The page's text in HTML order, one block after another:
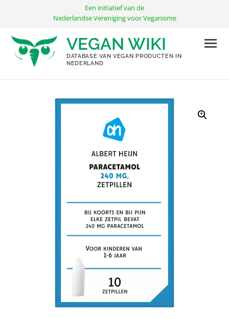
inhoud
Een initiatief van de
Nederlandse Vereniging voor Veganisme
VEGAN WIKI
DATABASE VAN VEGAN PRODUCTEN IN
NEDERLAND